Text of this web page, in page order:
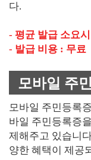
다.
- 평균 발급 소요
- 발급 비용 : 무료
모바일 주
모바일 주민등록
바일 주민등록증
제해주고 있습니
양한 혜택이 제공